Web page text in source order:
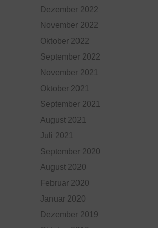
Dezember 2022
November 2022
Oktober 2022
September 2022
November 2021
Oktober 2021
September 2021
August 2021
Juli 2021
September 2020
August 2020
Februar 2020
Januar 2020
Dezember 2019